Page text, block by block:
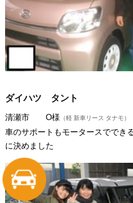
ダイハツ タント
清瀬市 O様 （軽 新車リース タナモ）
車のサポートもモータースででき
に決めました